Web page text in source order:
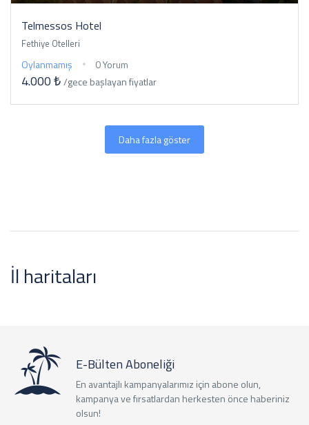
Telmessos Hotel
Fethiye Otelleri
Oylanmamış 0 Yorum
4.000 ₺/gece başlayan fiyatlar
Daha fazla göster
İl haritaları
E-Bülten Aboneliği
En avantajlı kampanyalarımız için abone olun,
kampanya ve fırsatlardan herkesten önce haberiniz
olsun!